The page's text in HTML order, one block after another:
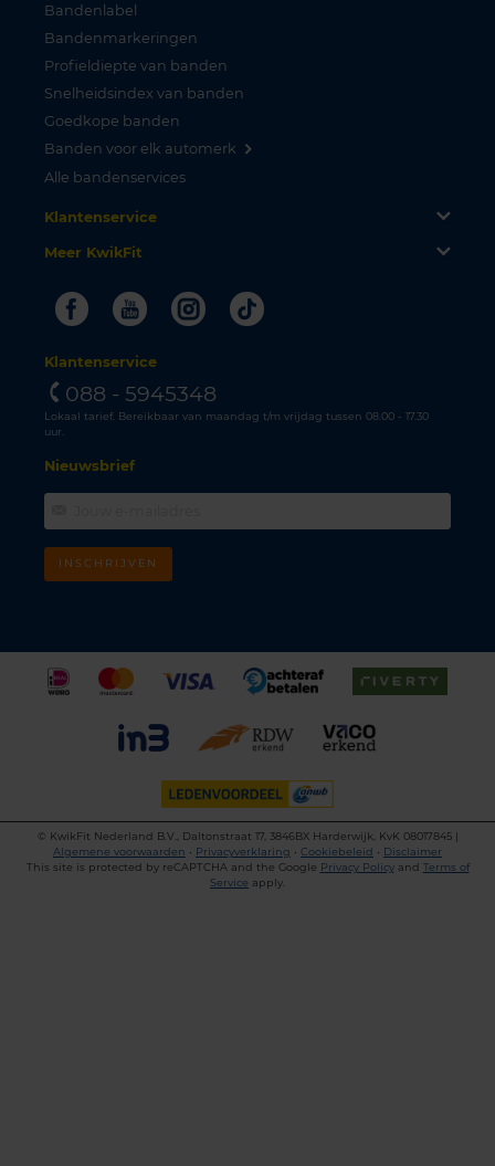
Bandenlabel
Bandenmarkeringen
Profieldiepte van banden
Snelheidsindex van banden
Goedkope banden
Banden voor elk automerk
Alle bandenservices
Klantenservice
Meer KwikFit
FacebookYoutubeInstagram
Tiktok
Klantenservice
088 - 5945348
Lokaal tarief. Bereikbaar van maandag t/m vrijdag tussen 08.00 - 17.30
uur.
Nieuwsbrief
INSCHRIJVEN
©
KwikFit Nederland B.V., Daltonstraat 17, 3846BX Harderwijk, KvK 08017845 |
Algemene voorwaarden • Privacyverklaring • Cookiebeleid • Disclaimer
This site is protected by reCAPTCHA and the Google Privacy Policyand Terms of
Service apply.